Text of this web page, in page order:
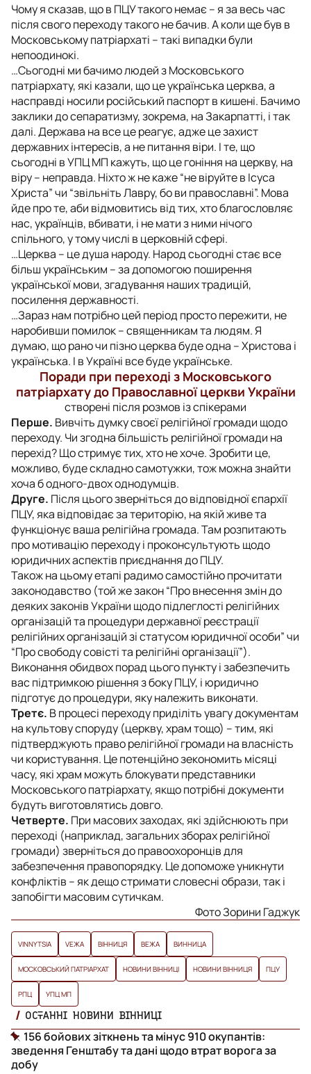
Чому я сказав, що в ПЦУ такого немає – я за весь час
після свого переходу такого не бачив. А коли ще був в
Московському патріархаті – такі випадки були
непоодинокі.
…Сьогодні ми бачимо людей з Московського
патріархату, які казали, що це українська церква, а
насправді носили російський паспорт в кишені. Бачимо
заклики до сепаратизму, зокрема, на Закарпатті, і так
далі. Держава на все це реагує, адже це захист
державних інтересів, а не питання віри. І те, що
сьогодні в УПЦ МП кажуть, що це гоніння на церкву, на
віру – неправда. Ніхто ж не каже “не віруйте в Ісуса
Христа” чи “звільніть Лавру, бо ви православні”. Мова
йде про те, аби відмовитись від тих, хто благословляє
нас, українців, вбивати, і не мати з ними нічого
спільного, у тому числі в церковній сфері.
…Церква – це душа народу. Народ сьогодні стає все
більш українським – за допомогою поширення
української мови, згадування наших традицій,
посилення державності.
…Зараз нам потрібно цей період просто пережити, не
наробивши помилок – священникам та людям. Я
думаю, що рано чи пізно церква буде одна – Христова і
українська. І в Україні все буде українське.
Поради при переході з Московського
патріархату до Православної церкви України
створені після розмов із спікерами
Перше. Вивчіть думку своєї релігійної громади щодо
переходу. Чи згодна більшість релігійної громади на
перехід? Що стримує тих, хто не хоче. Зробити це,
можливо, буде складно самотужки, тож можна знайти
хоча б одного-двох однодумців.
Друге. Після цього зверніться до відповідної єпархії
ПЦУ, яка відповідає за територію, на якій живе та
функціонує ваша релігійна громада. Там розпитають
про мотивацію переходу і проконсультують щодо
юридичних аспектів приєднання до ПЦУ.
Також на цьому етапі радимо самостійно прочитати
законодавство (той же закон “Про внесення змін до
деяких законів України щодо підлеглості релігійних
організацій та процедури державної реєстрації
релігійних організацій зі статусом юридичної особи” чи
“Про свободу совісті та релігійні організації”).
Виконання обидвох порад цього пункту і забезпечить
вас підтримкою рішення з боку ПЦУ, і юридично
підготує до процедури, яку належить виконати.
Третє. В процесі переходу приділіть увагу документам
на культову споруду (церкву, храм тощо) – тим, які
підтверджують право релігійної громади на власність
чи користування. Це потенційно зекономить місяці
часу, які храм можуть блокувати представники
Московського патріархату, якщо потрібні документи
будуть виготовлятись довго.
Четверте. При масових заходах, які здійснюють при
переході (наприклад, загальних зборах релігійної
громади) зверніться до правоохоронців для
забезпечення правопорядку. Це допоможе уникнути
конфліктів – як дещо стримати словесні образи, так і
запобігти масовим сутичкам.
Фото Зорини Гаджук
VINNYTSIA VЕЖА ВІННИЦЯ ВЕЖА ВИННИЦА
МОСКОВСЬКИЙ ПАТРІАРХАТ НОВИНИ ВІННИЦІ НОВИНИ ВІННИЦЯ ПЦУ
РПЦ УПЦ МП
ОСТАННІ НОВИНИ ВІННИЦІ
156 бойових зіткнень та мінус 910 окупантів:
зведення Генштабу та дані щодо втрат ворога за
добу